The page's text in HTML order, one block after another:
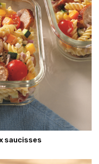
saucisses